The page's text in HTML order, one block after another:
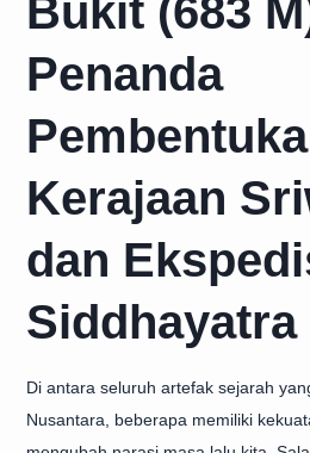
Bukit (683
Penanda
Kerajaan
dan
Siddhayatra
Di antara seluruh artefak sejarah
Nusantara, beberapa memiliki